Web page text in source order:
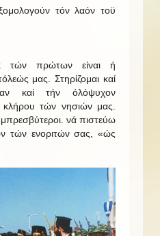
τόν λαόν τοϋ
τών πρώτων είναι ή
μας. Στηρίζομαι καί
καί τήν όλόψυχον
κλήρου τών νησιών μας.
νά πιστεύω
τών ενοριτών σας, «ώς